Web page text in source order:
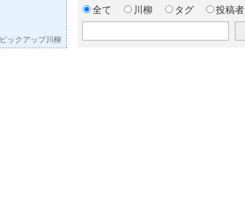
ピックアップ川柳
全て 川柳 タグ 投稿者